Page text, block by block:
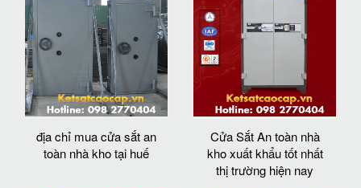
địa chỉ mua cửa sắt an
toàn nhà kho tại huế
Cửa Sắt An toàn nhà
kho xuất khẩu tốt nhất
thị trường hiện nay